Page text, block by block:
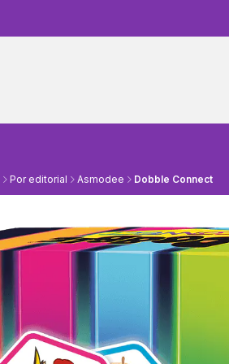
Por editorial Asmodee Dobble Connect